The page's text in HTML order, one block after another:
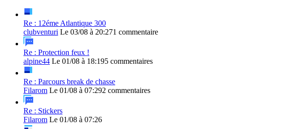
Re : 12éme Atlantique 300
clubventuri Le 03/08 à 20:271 commentaire
Re : Protection feux !
alpine44 Le 01/08 à 18:195 commentaires
Re : Parcours break de chasse
Filarom Le 01/08 à 07:292 commentaires
Re : Stickers
Filarom Le 01/08 à 07:26